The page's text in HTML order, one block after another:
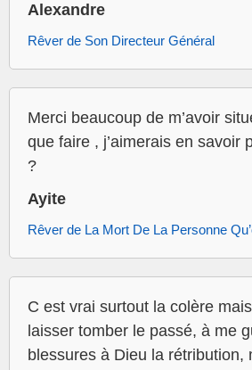
Alexandre
Rêver de Son Directeur Général
Merci beaucoup de m’avoir
que faire , j’aimerais en savoir
?
Ayite
Rêver de La Mort De La Personne
C est vrai surtout la colère
laisser tomber le passé, à me
blessures à Dieu la rétribution,